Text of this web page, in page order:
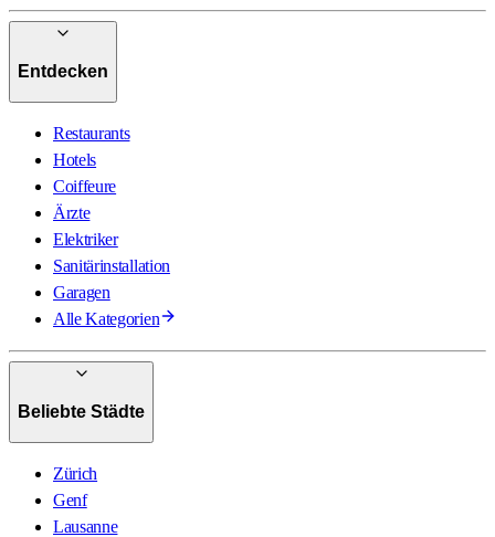
Entdecken
Restaurants
Hotels
Coiffeure
Ärzte
Elektriker
Sanitärinstallation
Garagen
Alle Kategorien
Beliebte Städte
Zürich
Genf
Lausanne